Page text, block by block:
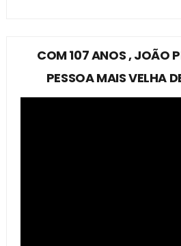
COM 107 ANOS , JOÃO
PESSOA MAIS VELHA